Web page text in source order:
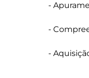
-
-
-